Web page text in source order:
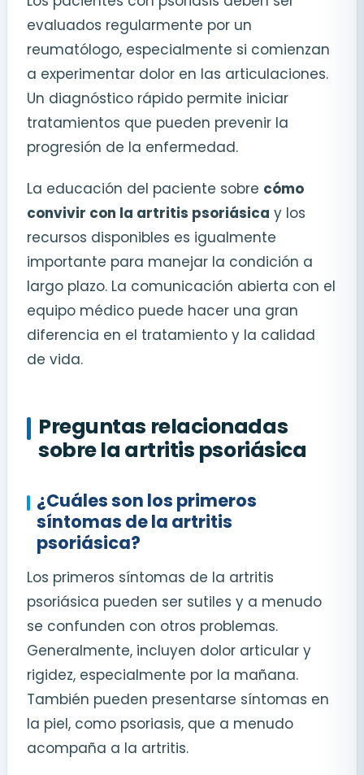
evaluados regularmente por un
reumatólogo, especialmente si comienzan
a experimentar dolor en las articulaciones.
Un diagnóstico rápido permite iniciar
tratamientos que pueden prevenir la
progresión de la enfermedad.
La educación del paciente sobre cómo
convivir con la artritis psoriásica y los
recursos disponibles es igualmente
importante para manejar la condición a
largo plazo. La comunicación abierta con el
equipo médico puede hacer una gran
diferencia en el tratamiento y la calidad
de vida.
Preguntas relacionadas
sobre la artritis psoriásica
¿Cuáles son los primeros
síntomas de la artritis
psoriásica?
Los primeros síntomas de la artritis
psoriásica pueden ser sutiles y a menudo
se confunden con otros problemas.
Generalmente, incluyen dolor articular y
rigidez, especialmente por la mañana.
También pueden presentarse síntomas en
la piel, como psoriasis, que a menudo
acompaña a la artritis.